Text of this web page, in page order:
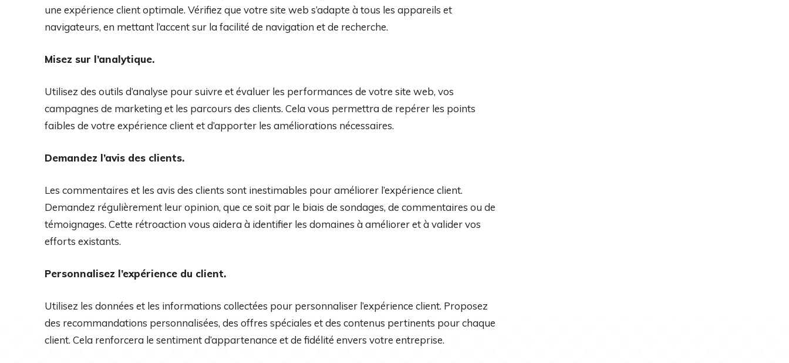
une expérience client optimale. Vérifiez que votre site web s’adapte à tous les appareils et
navigateurs, en mettant l’accent sur la facilité de navigation et de recherche.
Misez sur l’analytique.
Utilisez des outils d’analyse pour suivre et évaluer les performances de votre site web, vos
campagnes de marketing et les parcours des clients. Cela vous permettra de repérer les points
faibles de votre expérience client et d’apporter les améliorations nécessaires.
Demandez l’avis des clients.
Les commentaires et les avis des clients sont inestimables pour améliorer l’expérience client.
Demandez régulièrement leur opinion, que ce soit par le biais de sondages, de commentaires ou de
témoignages. Cette rétroaction vous aidera à identifier les domaines à améliorer et à valider vos
efforts existants.
Personnalisez l’expérience du client.
Utilisez les données et les informations collectées pour personnaliser l’expérience client. Proposez
des recommandations personnalisées, des offres spéciales et des contenus pertinents pour chaque
client. Cela renforcera le sentiment d’appartenance et de fidélité envers votre entreprise.